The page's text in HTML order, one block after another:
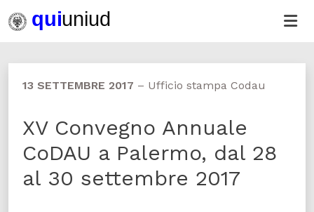
13 SETTEMBRE 2017 – Ufficio stampa Codau
XV Convegno Annuale
CoDAU a Palermo, dal 28
al 30 settembre 2017